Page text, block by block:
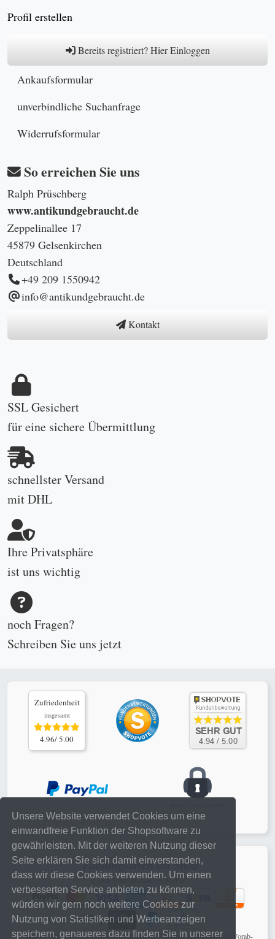
Unsere Website verwendet Cookies um eine
einwandfreie Funktion der Shopsoftware zu
gewährleisten. Mit der weiteren Nutzung dieser
Seite erklären Sie sich damit einverstanden,
dass wir diese Cookies verwenden. Um einen
verbesserten Service anbieten zu können,
würden wir gern noch weitere Cookies zur
Nutzung von Statistiken und Werbeanzeigen
speichern, genaueres dazu finden Sie in unserer
Profil erstellen
Bereits registriert? Hier Einloggen
Ankaufsformular
unverbindliche Suchanfrage
Widerrufsformular
So erreichen Sie uns
Ralph Prüschberg
www.antikundgebraucht.de
Zeppelinallee 17
45879 Gelsenkirchen
Deutschland
+49 209 1550942
info@antikundgebraucht.de
Kontakt
SSL Gesichert
für eine sichere Übermittlung
schnellster Versand
mit DHL
Ihre Privatsphäre
ist uns wichtig
noch Fragen?
Schreiben Sie uns jetzt
Zufriedenheit
insgesamt
4.96/ 5.00
Zahlungsarten im Shop
je nach Verfügbarkeit bei PayPal
schnelle, sichere online Zahlungen mit PayPal Checkout oder klassische Vorab-